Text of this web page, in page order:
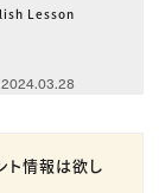
Lesson
2024.03.28
ト情報は欲し